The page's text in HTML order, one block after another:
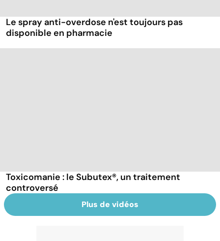
Le spray anti-overdose n'est toujours pas
disponible en pharmacie
Toxicomanie : le Subutex®, un traitement
controversé
Plus de vidéos